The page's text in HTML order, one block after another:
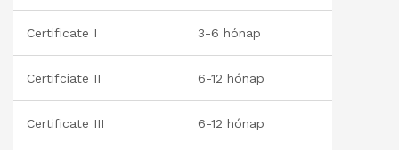
Certificate I 3-6 hónap
Certifciate II 6-12 hónap
Certificate III 6-12 hónap